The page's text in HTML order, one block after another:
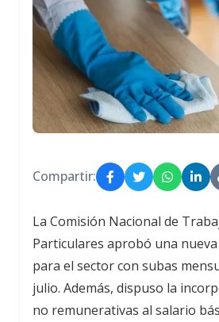
Compartir:
La Comisión Nacional de
Particulares aprobó una
para el sector con subas
julio. Además, dispuso la
no remunerativas al salario